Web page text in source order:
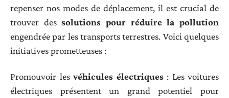
repenser nos modes de déplacement, il est crucial de
trouver dessolutions pour réduire la pollution
engendrée par les transports terrestres. Voici quelques
initiatives prometteuses :
Promouvoir les véhicules électriques: Les voitures
électriques présentent un grand potentiel pour